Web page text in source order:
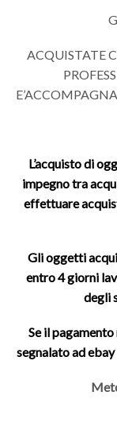
ACQUISTATE
L’acquisto di
impegno tra
effettuare
Gli oggetti
entro 4 giorni
degli
Se il
segnalato ad